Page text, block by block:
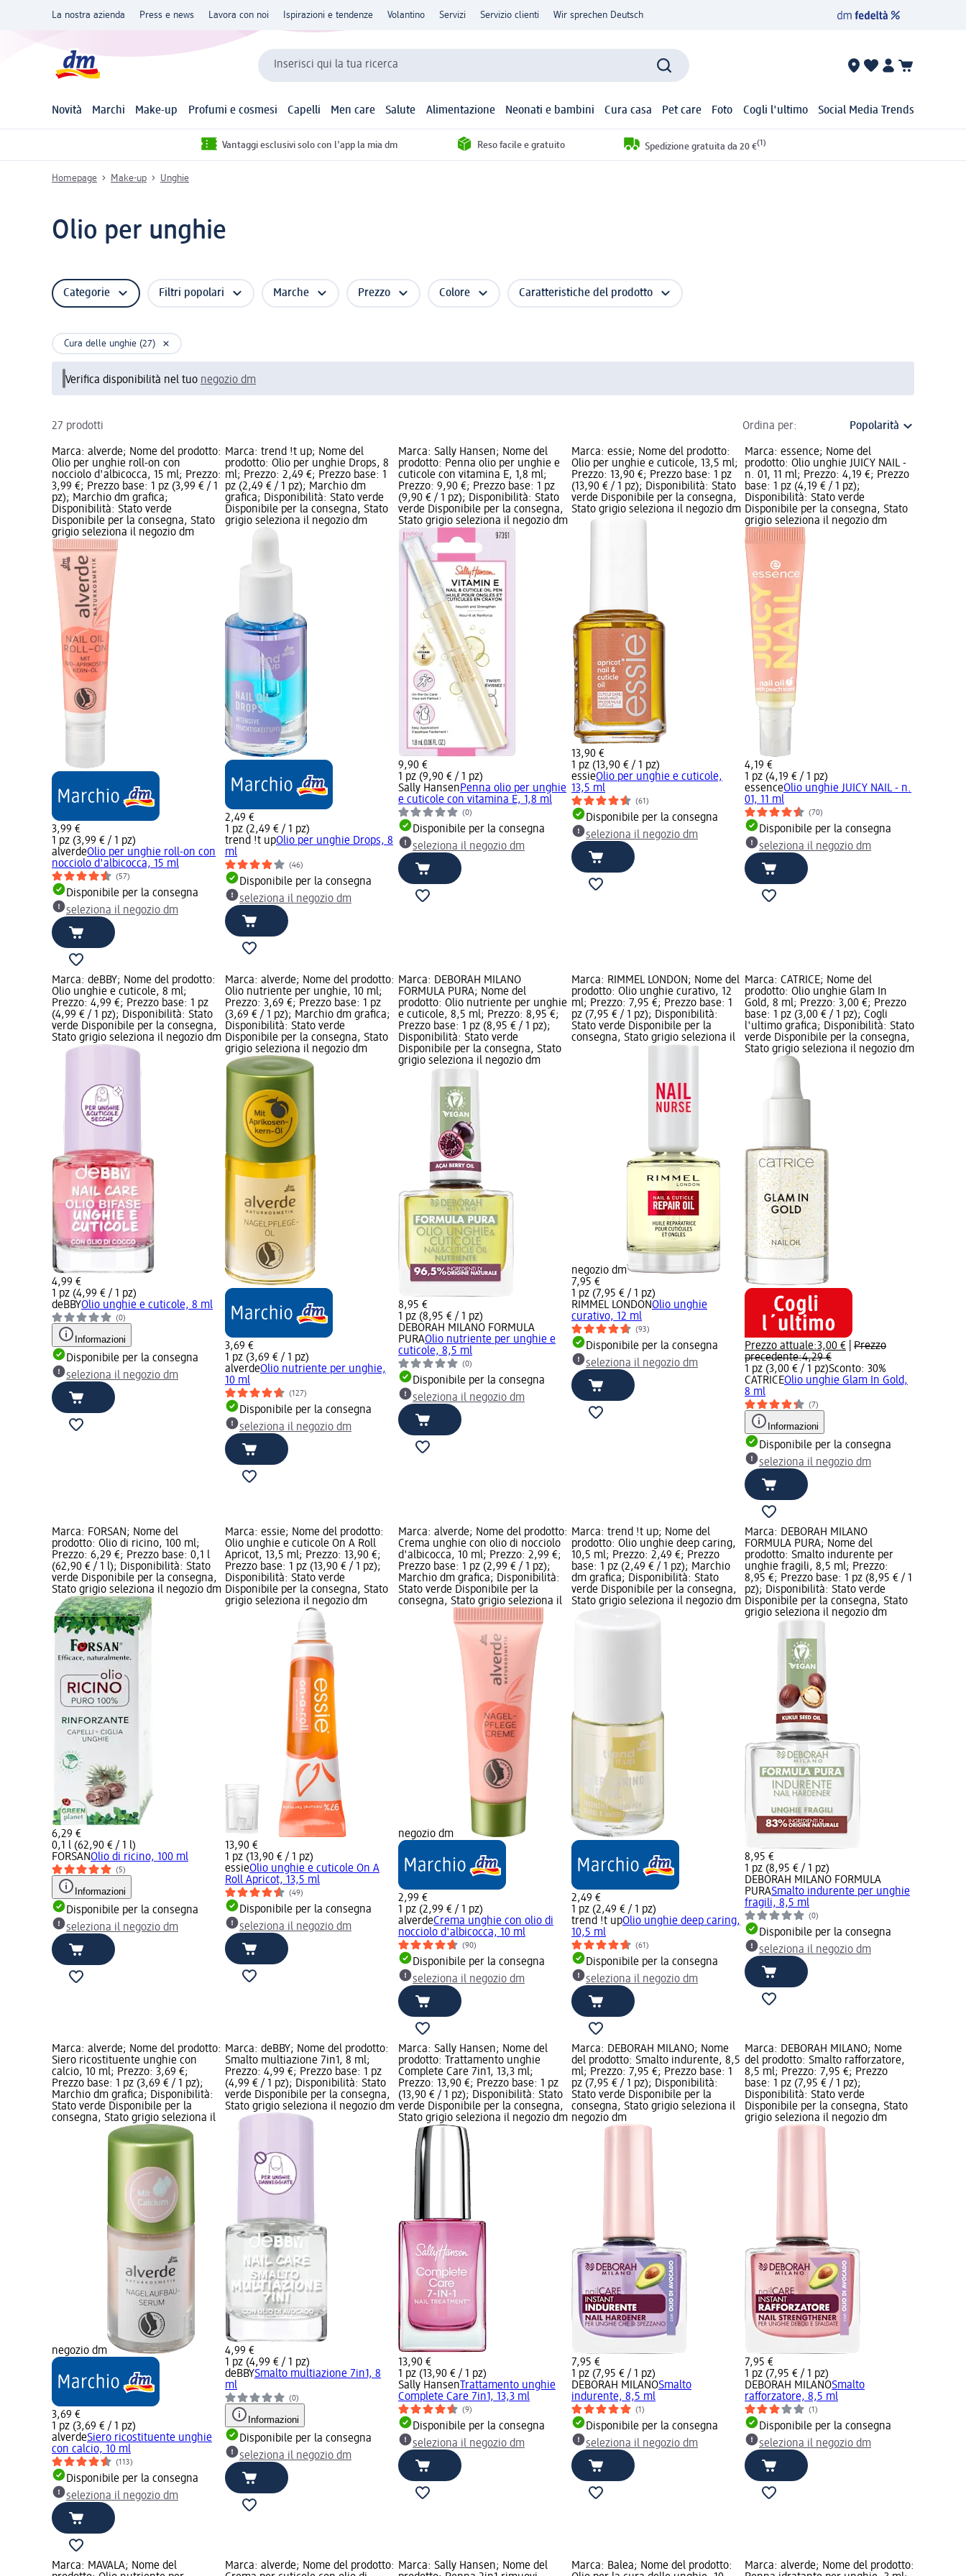
La nostra azienda Press e news Lavora con noi Ispirazioni e tendenze Volantino Servizi Servizio clienti Wir sprechen Deutsch
Inserisci qui la tua ricerca
Novità Marchi Make-up Profumi e cosmesi Capelli Men care Salute Alimentazione Neonati e bambini Cura casa Pet care Foto Cogli l'ultimo Social Media Trends
Vantaggi esclusivi solo con l'app la mia dm Reso facile e gratuito Spedizione gratuita da 20 €(1)
Homepage Make-up Unghie
Olio per unghie
Categorie Filtri popolari Marche Prezzo Colore Caratteristiche del prodotto
Cura delle unghie (27)
Verifica disponibilità nel tuo negozio dm
27 prodotti Ordina per:
Marca: alverde; Nome del prodotto:
Olio per unghie roll-on con
nocciolo d'albicocca, 15 ml; Prezzo:
3,99 €; Prezzo base: 1 pz (3,99 € / 1
pz); Marchio dm grafica;
Disponibilità: Stato verde
Disponibile per la consegna, Stato
grigio seleziona il negozio dm
3,99 €
1 pz (3,99 € / 1 pz)
alverdeOlio per unghie roll-on con
nocciolo d'albicocca, 15 ml
(57)
Disponibile per la consegna
seleziona il negozio dm
Marca: trend !t up; Nome del
prodotto: Olio per unghie Drops, 8
ml; Prezzo: 2,49 €; Prezzo base: 1
pz (2,49 € / 1 pz); Marchio dm
grafica; Disponibilità: Stato verde
Disponibile per la consegna, Stato
grigio seleziona il negozio dm
2,49 €
1 pz (2,49 € / 1 pz)
trend !t upOlio per unghie Drops, 8
ml
(46)
Disponibile per la consegna
seleziona il negozio dm
Marca: Sally Hansen; Nome del
prodotto: Penna olio per unghie e
cuticole con vitamina E, 1,8 ml;
Prezzo: 9,90 €; Prezzo base: 1 pz
(9,90 € / 1 pz); Disponibilità: Stato
verde Disponibile per la consegna,
Stato grigio seleziona il negozio dm
9,90 €
1 pz (9,90 € / 1 pz)
Sally HansenPenna olio per unghie
e cuticole con vitamina E, 1,8 ml
(0)
Disponibile per la consegna
seleziona il negozio dm
Marca: essie; Nome del prodotto:
Olio per unghie e cuticole, 13,5 ml;
Prezzo: 13,90 €; Prezzo base: 1 pz
(13,90 € / 1 pz); Disponibilità: Stato
verde Disponibile per la consegna,
Stato grigio seleziona il negozio dm
13,90 €
1 pz (13,90 € / 1 pz)
essieOlio per unghie e cuticole,
13,5 ml
(61)
Disponibile per la consegna
seleziona il negozio dm
Marca: essence; Nome del
prodotto: Olio unghie JUICY NAIL -
n. 01, 11 ml; Prezzo: 4,19 €; Prezzo
base: 1 pz (4,19 € / 1 pz);
Disponibilità: Stato verde
Disponibile per la consegna, Stato
grigio seleziona il negozio dm
4,19 €
1 pz (4,19 € / 1 pz)
essenceOlio unghie JUICY NAIL - n.
01, 11 ml
(70)
Disponibile per la consegna
seleziona il negozio dm
Marca: deBBY; Nome del prodotto:
Olio unghie e cuticole, 8 ml;
Prezzo: 4,99 €; Prezzo base: 1 pz
(4,99 € / 1 pz); Disponibilità: Stato
verde Disponibile per la consegna,
Stato grigio seleziona il negozio dm
4,99 €
1 pz (4,99 € / 1 pz)
deBBYOlio unghie e cuticole, 8 ml
(0)
Informazioni
Disponibile per la consegna
seleziona il negozio dm
Marca: alverde; Nome del prodotto:
Olio nutriente per unghie, 10 ml;
Prezzo: 3,69 €; Prezzo base: 1 pz
(3,69 € / 1 pz); Marchio dm grafica;
Disponibilità: Stato verde
Disponibile per la consegna, Stato
grigio seleziona il negozio dm
3,69 €
1 pz (3,69 € / 1 pz)
alverdeOlio nutriente per unghie,
10 ml
(127)
Disponibile per la consegna
seleziona il negozio dm
Marca: DEBORAH MILANO
FORMULA PURA; Nome del
prodotto: Olio nutriente per unghie
e cuticole, 8,5 ml; Prezzo: 8,95 €;
Prezzo base: 1 pz (8,95 € / 1 pz);
Disponibilità: Stato verde
Disponibile per la consegna, Stato
grigio seleziona il negozio dm
8,95 €
1 pz (8,95 € / 1 pz)
DEBORAH MILANO FORMULA
PURAOlio nutriente per unghie e
cuticole, 8,5 ml
(0)
Disponibile per la consegna
seleziona il negozio dm
Marca: RIMMEL LONDON; Nome del
prodotto: Olio unghie curativo, 12
ml; Prezzo: 7,95 €; Prezzo base: 1
pz (7,95 € / 1 pz); Disponibilità:
Stato verde Disponibile per la
consegna, Stato grigio seleziona il
negozio dm
7,95 €
1 pz (7,95 € / 1 pz)
RIMMEL LONDONOlio unghie
curativo, 12 ml
(93)
Disponibile per la consegna
seleziona il negozio dm
Marca: CATRICE; Nome del
prodotto: Olio unghie Glam In
Gold, 8 ml; Prezzo: 3,00 €; Prezzo
base: 1 pz (3,00 € / 1 pz); Cogli
l'ultimo grafica; Disponibilità: Stato
verde Disponibile per la consegna,
Stato grigio seleziona il negozio dm
Prezzo attuale:3,00 €
Prezzo
precedente:4,29 €
1 pz (3,00 € / 1 pz)Sconto: 30%
CATRICEOlio unghie Glam In Gold,
8 ml
(7)
Informazioni
Disponibile per la consegna
seleziona il negozio dm
Marca: FORSAN; Nome del
prodotto: Olio di ricino, 100 ml;
Prezzo: 6,29 €; Prezzo base: 0,1 l
(62,90 € / 1 l); Disponibilità: Stato
verde Disponibile per la consegna,
Stato grigio seleziona il negozio dm
6,29 €
0,1 l (62,90 € / 1 l)
FORSANOlio di ricino, 100 ml
(5)
Informazioni
Disponibile per la consegna
seleziona il negozio dm
Marca: essie; Nome del prodotto:
Olio unghie e cuticole On A Roll
Apricot, 13,5 ml; Prezzo: 13,90 €;
Prezzo base: 1 pz (13,90 € / 1 pz);
Disponibilità: Stato verde
Disponibile per la consegna, Stato
grigio seleziona il negozio dm
13,90 €
1 pz (13,90 € / 1 pz)
essieOlio unghie e cuticole On A
Roll Apricot, 13,5 ml
(49)
Disponibile per la consegna
seleziona il negozio dm
Marca: alverde; Nome del prodotto:
Crema unghie con olio di nocciolo
d'albicocca, 10 ml; Prezzo: 2,99 €;
Prezzo base: 1 pz (2,99 € / 1 pz);
Marchio dm grafica; Disponibilità:
Stato verde Disponibile per la
consegna, Stato grigio seleziona il
negozio dm
2,99 €
1 pz (2,99 € / 1 pz)
alverdeCrema unghie con olio di
nocciolo d'albicocca, 10 ml
(90)
Disponibile per la consegna
seleziona il negozio dm
Marca: trend !t up; Nome del
prodotto: Olio unghie deep caring,
10,5 ml; Prezzo: 2,49 €; Prezzo
base: 1 pz (2,49 € / 1 pz); Marchio
dm grafica; Disponibilità: Stato
verde Disponibile per la consegna,
Stato grigio seleziona il negozio dm
2,49 €
1 pz (2,49 € / 1 pz)
trend !t upOlio unghie deep caring,
10,5 ml
(61)
Disponibile per la consegna
seleziona il negozio dm
Marca: DEBORAH MILANO
FORMULA PURA; Nome del
prodotto: Smalto indurente per
unghie fragili, 8,5 ml; Prezzo:
8,95 €; Prezzo base: 1 pz (8,95 € / 1
pz); Disponibilità: Stato verde
Disponibile per la consegna, Stato
grigio seleziona il negozio dm
8,95 €
1 pz (8,95 € / 1 pz)
DEBORAH MILANO FORMULA
PURASmalto indurente per unghie
fragili, 8,5 ml
(0)
Disponibile per la consegna
seleziona il negozio dm
Marca: alverde; Nome del prodotto:
Siero ricostituente unghie con
calcio, 10 ml; Prezzo: 3,69 €;
Prezzo base: 1 pz (3,69 € / 1 pz);
Marchio dm grafica; Disponibilità:
Stato verde Disponibile per la
consegna, Stato grigio seleziona il
negozio dm
3,69 €
1 pz (3,69 € / 1 pz)
alverdeSiero ricostituente unghie
con calcio, 10 ml
(113)
Disponibile per la consegna
seleziona il negozio dm
Marca: deBBY; Nome del prodotto:
Smalto multiazione 7in1, 8 ml;
Prezzo: 4,99 €; Prezzo base: 1 pz
(4,99 € / 1 pz); Disponibilità: Stato
verde Disponibile per la consegna,
Stato grigio seleziona il negozio dm
4,99 €
1 pz (4,99 € / 1 pz)
deBBYSmalto multiazione 7in1, 8
ml
(0)
Informazioni
Disponibile per la consegna
seleziona il negozio dm
Marca: Sally Hansen; Nome del
prodotto: Trattamento unghie
Complete Care 7in1, 13,3 ml;
Prezzo: 13,90 €; Prezzo base: 1 pz
(13,90 € / 1 pz); Disponibilità: Stato
verde Disponibile per la consegna,
Stato grigio seleziona il negozio dm
13,90 €
1 pz (13,90 € / 1 pz)
Sally Hansen Trattamento unghie
Complete Care 7in1, 13,3 ml
(9)
Disponibile per la consegna
seleziona il negozio dm
Marca: DEBORAH MILANO; Nome
del prodotto: Smalto indurente, 8,5
ml; Prezzo: 7,95 €; Prezzo base: 1
pz (7,95 € / 1 pz); Disponibilità:
Stato verde Disponibile per la
consegna, Stato grigio seleziona il
negozio dm
7,95 €
1 pz (7,95 € / 1 pz)
DEBORAH MILANOSmalto
indurente, 8,5 ml
(1)
Disponibile per la consegna
seleziona il negozio dm
Marca: DEBORAH MILANO; Nome
del prodotto: Smalto rafforzatore,
8,5 ml; Prezzo: 7,95 €; Prezzo
base: 1 pz (7,95 € / 1 pz);
Disponibilità: Stato verde
Disponibile per la consegna, Stato
grigio seleziona il negozio dm
7,95 €
1 pz (7,95 € / 1 pz)
DEBORAH MILANOSmalto
rafforzatore, 8,5 ml
(1)
Disponibile per la consegna
seleziona il negozio dm
Marca: MAVALA; Nome del
Marca: alverde; Nome del prodotto: Marca: Sally Hansen; Nome del
Marca: Balea; Nome del prodotto:
Marca: alverde; Nome del prodotto: